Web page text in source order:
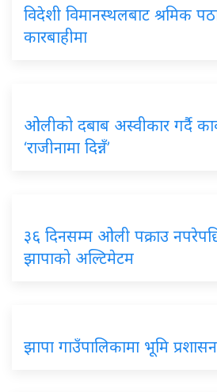
विदेशी विमानस्थलबाट श्रमिक
कारबाहीमा
ओलीको दबाब अस्वीकार गर्दै
‘राजीनामा दिन्नँ’
३६ दिनसम्म ओली पक्राउ
झापाको अल्टिमेटम
झापा गाउँपालिकामा भूमि